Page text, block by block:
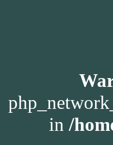
in /